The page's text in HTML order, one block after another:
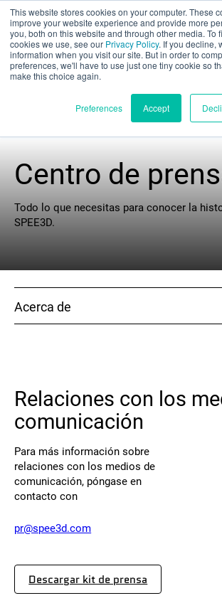
This website stores cookies on your computer. These
improve your website experience and provide more
you, both on this website and through other media. To
cookies we use, see our Privacy Policy. If you decline,
information when you visit our site. But in order to
preferences, we'll have to use just one tiny cookie so
make this choice again.
Preferences Accept
Evaluación
Productos
Aplicaciones
Recursos
Síguenos
X Facebook LinkedIn
Centro de
Todo lo que necesitas para conocer la
SPEE3D.
Acerca de
Relaciones con los
comunicación
Para más información sobre
relaciones con los medios de
comunicación, póngase en
contacto con
pr@spee3d.com
Descargar kit de prensa